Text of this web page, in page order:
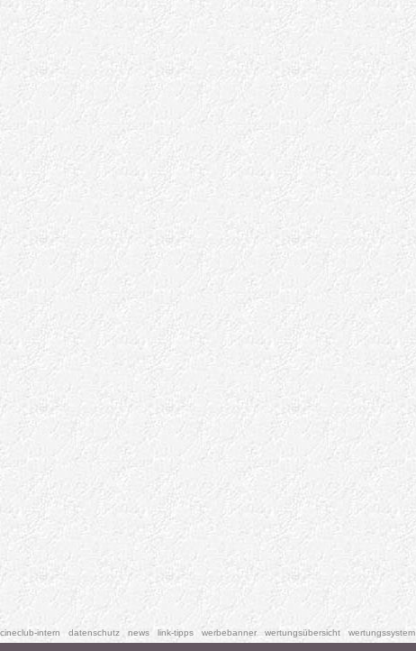
cineclub-intern datenschutz news link-tipps werbebanner wertungsübersicht wertungssystem